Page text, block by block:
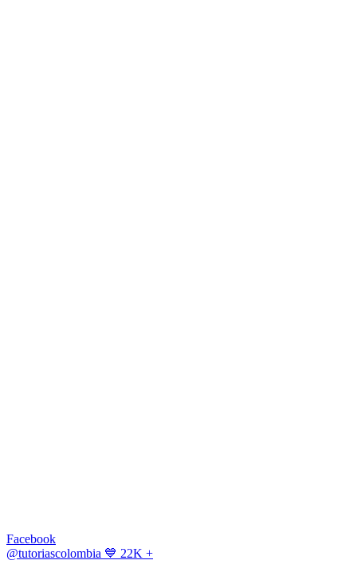
Facebook
@tutoriascolombia 💙 22K +